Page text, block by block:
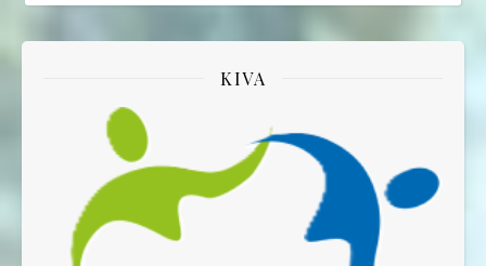
KIVA